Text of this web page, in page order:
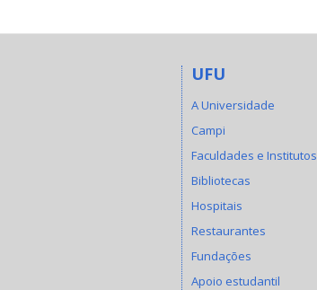
UFU
A Universidade
Campi
Faculdades e Institutos
Bibliotecas
Hospitais
Restaurantes
Fundações
Apoio estudantil